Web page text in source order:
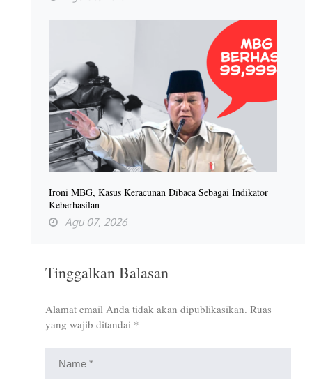
Ironi MBG, Kasus Keracunan Dibaca Sebagai Indikator
Keberhasilan
Agu 07, 2026
Tinggalkan Balasan
Alamat email Anda tidak akan dipublikasikan. Ruas
yang wajib ditandai *